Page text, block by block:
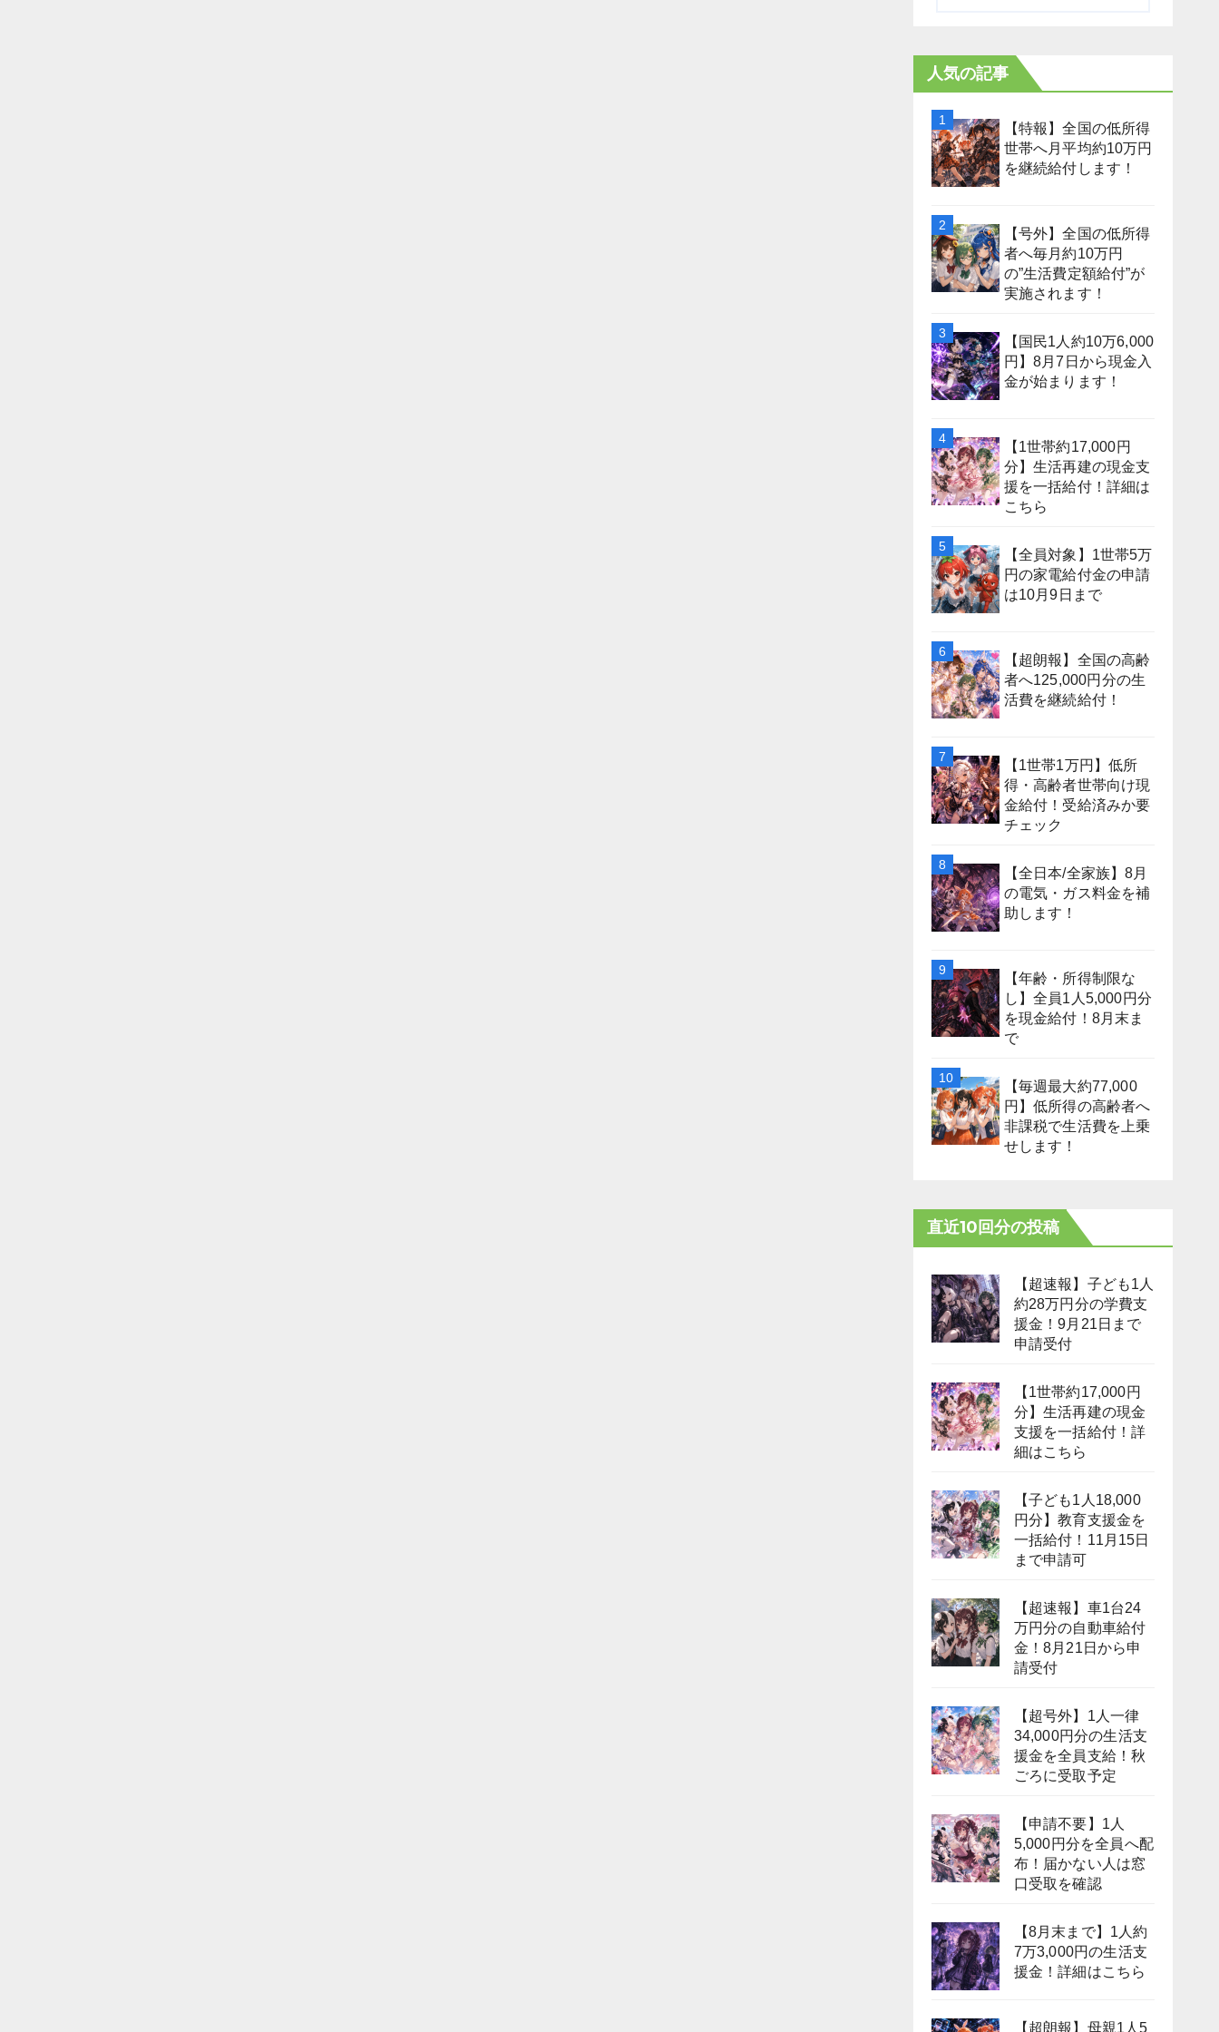
人気の記事
【特報】全国の低所得
世帯へ月平均約10万円
を継続給付します！
【号外】全国の低所得
者へ毎月約10万円
の”生活費定額給付”が
実施されます！
【国民1人約10万6,000
円】8月7日から現金入
金が始まります！
【1世帯約17,000円
分】生活再建の現金支
援を一括給付！詳細は
こちら
【全員対象】1世帯5万
円の家電給付金の申請
は10月9日まで
【超朗報】全国の高齢
者へ125,000円分の生
活費を継続給付！
【1世帯1万円】低所
得・高齢者世帯向け現
金給付！受給済みか要
チェック
【全日本/全家族】8月
の電気・ガス料金を補
助します！
【年齢・所得制限な
し】全員1人5,000円分
を現金給付！8月末ま
で
【毎週最大約77,000
円】低所得の高齢者へ
非課税で生活費を上乗
せします！
直近10回分の投稿
【超速報】子ども1人
約28万円分の学費支
援金！9月21日まで
申請受付
【1世帯約17,000円
分】生活再建の現金
支援を一括給付！詳
細はこちら
【子ども1人18,000
円分】教育支援金を
一括給付！11月15日
まで申請可
【超速報】車1台24
万円分の自動車給付
金！8月21日から申
請受付
【超号外】1人一律
34,000円分の生活支
援金を全員支給！秋
ごろに受取予定
【申請不要】1人
5,000円分を全員へ配
布！届かない人は窓
口受取を確認
【8月末まで】1人約
7万3,000円の生活支
援金！詳細はこちら
【超朗報】母親1人5